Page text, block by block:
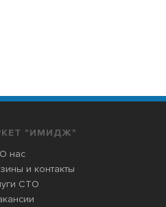
"ИМИДЖ"
О нас
и контакты
СТО